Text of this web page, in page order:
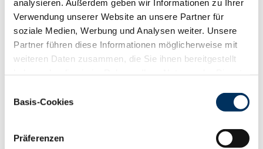
analysieren. Außerdem geben wir Informationen zu Ihrer
Verwendung unserer Website an unsere Partner für
soziale Medien, Werbung und Analysen weiter. Unsere
Partner führen diese Informationen möglicherweise mit
weiteren Daten zusammen, die Sie ihnen bereitgestellt
Cookies, wenn Sie unsere Webseite weiterhin nutzen.
Basis-Cookies
Präferenzen
Kreuzungskälber sind frohwüchsig und lassen sich optimal
vermarkten. Gilbert ist männlich gesext verfügbar.
Phänotyp-Informationen aus der Gebrauchskreuzung
ab zweiter Kalbung, Abweichung vom Mittelwert
Abweichungsprofil
Kälberfitness (%, 3.-14. LT)
0.7